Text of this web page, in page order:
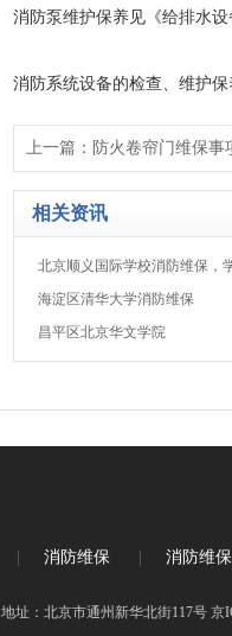
消防泵维护保养见《给排水
消防系统设备的检查、维护
上一篇： 防火卷帘门维保事
相关资讯
北京顺义国际学校消防维保，
海淀区清华大学消防维保
昌平区北京华文学院
消防维保 消防维
址：北京市通州新华北街117号 京